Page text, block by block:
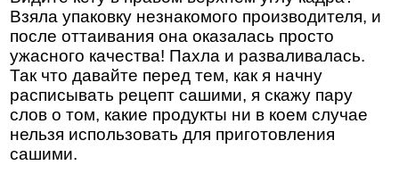
Взяла упаковку незнакомого производителя, и
после оттаивания она оказалась просто
ужасного качества! Пахла и разваливалась.
Так что давайте перед тем, как я начну
расписывать рецепт сашими, я скажу пару
слов о том, какие продукты ни в коем случае
нельзя использовать для приготовления
сашими.